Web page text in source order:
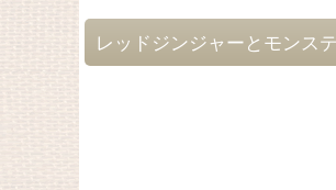
レッドジンジャーとモンス